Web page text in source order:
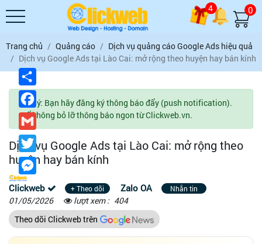
4 0
Trang chủ Quảng cáo
Dịch vụ quảng cáo Google Ads hiệu quả
Dịch vụ Google Ads tại Lào Cai: mở rộng theo huyện hay bán kính
Lưu ý: Bạn hãy đăng ký thông báo đẩy (push notification).
Để không bỏ lỡ thông báo ngon từ Clickweb.vn.
Dịch vụ Google Ads tại Lào Cai: mở rộng theo
huyện hay bán kính
Clickweb + Theo dõi Zalo OA Nhắn tin
01/05/2026 lượt xem : 404
Theo dõi Clickweb trên
Chia
Gmail
Twitter
Messenger